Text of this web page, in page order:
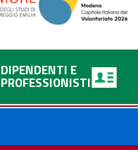
DIPENDENTI E
PROFESSIONISTI